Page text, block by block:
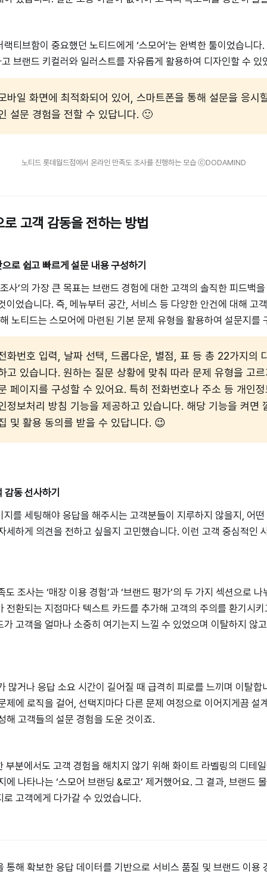
티브함이 중요했던 노티드에게 ‘스모어’는 완벽한 툴이었습니다
브랜드 키컬러와 일러스트를 자유롭게 활용하여 디자인할 수 있
바일 화면에 최적화되어 있어, 스마트폰을 통해 설문을 응시
설문 경험을 전할 수 있답니다. 🙂
노티드 롯데월드점에서 온라인 만족도 조사를 진행하는 모습 ⓒDODAMIND
고객 감동을 전하는 방법
로 쉽고 빠르게 설문 내용 구성하기
사’의 가장 큰 목표는 브랜드 경험에 대한 고객의 솔직한 피드백
이었습니다. 즉, 메뉴부터 공간, 서비스 등 다양한 안건에 대해 고
노티드는 스모어에 마련된 기본 문제 유형을 활용하여 설문지를
화번호 입력, 날짜 선택, 드롭다운, 별점, 표 등 총 22가지의
고 있습니다. 원하는 질문 상황에 맞춰 따라 문제 유형을 고
페이지를 구성할 수 있어요. 특히 전화번호나 주소 등 개인
정보처리 방침 기능을 제공하고 있습니다. 해당 기능을 켜면
및 활용 동의를 받을 수 있답니다. 😉
동 선사하기
지를 세팅해야 응답을 해주시는 고객분들이 지루하지 않을지, 어
세하게 의견을 전하고 싶을지 고민했습니다. 이런 고객 중심적인
조사는 ‘매장 이용 경험’과 ‘브랜드 평가’의 두 가지 섹션으로 나
전환되는 지점마다 텍스트 카드를 추가해 고객의 주의를 환기시
가 고객을 얼마나 소중히 여기는지 느낄 수 있었으며 이탈하지 않
거나 응답 소요 시간이 길어질 때 급격히 피로를 느끼며 이탈합
제에 로직을 걸어, 선택지마다 다른 문제 여정으로 이어지게끔 설
해 고객들의 설문 경험을 도운 것이죠.
분에서도 고객 경험을 해치지 않기 위해 화이트 라벨링의 디테
에 나타나는 ‘스모어 브랜딩 &로고’ 제거했어요. 그 결과, 브랜드
고객에게 다가갈 수 있었습니다.
통해 확보한 응답 데이터를 기반으로 서비스 품질 및 브랜드 이용